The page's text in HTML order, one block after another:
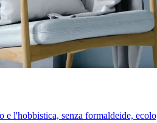
l'hobbistica, senza formaldeide,